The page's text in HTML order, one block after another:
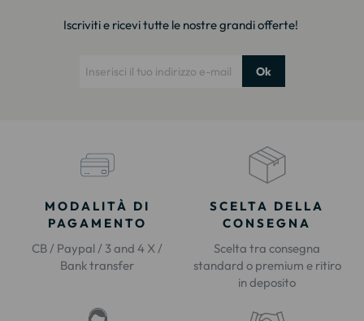
Iscriviti e ricevi tutte le nostre grandi offerte!
Ok
MODALITÀ DI
PAGAMENTO
CB / Paypal / 3 and 4 X /
Bank transfer
SCELTA DELLA
CONSEGNA
Scelta tra consegna
standard o premium e ritiro
in deposito